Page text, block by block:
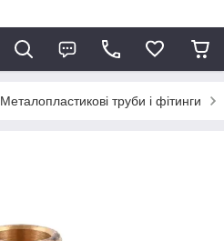
Металопластикові труби і фітинги